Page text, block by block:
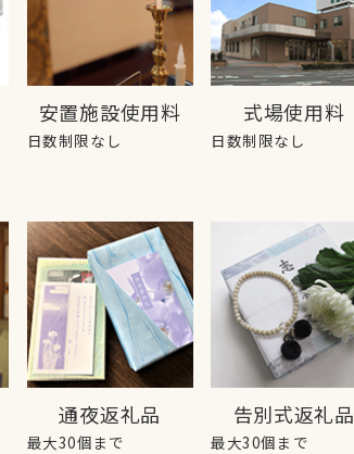
安置施設使用料
日数制限なし
式場使用料
日数制限なし
通夜返礼品
最大30個まで
告別式返礼品
最大30個まで